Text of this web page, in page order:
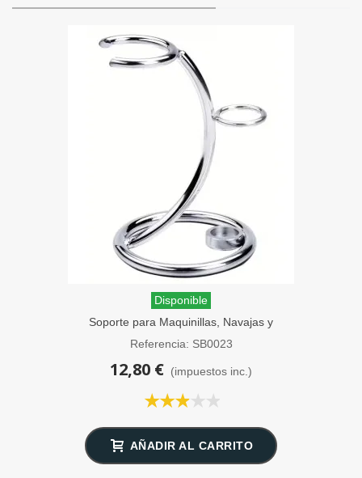
Disponible
Soporte para Maquinillas, Navajas y
Brochas Afeitar SensaBien
Referencia: SB0023
12,80 € (impuestos inc.)
AÑADIR AL CARRITO